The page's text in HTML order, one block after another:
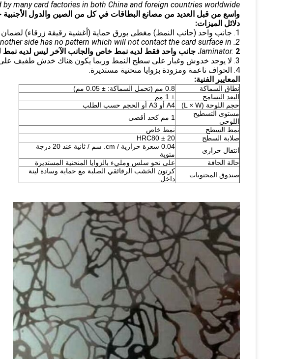
by many card factories in both China and foreign countries worldwide
واسع من قبل العديد من مصانع البطاقات في كل من الصين والدول الأجنبية
دلائل الميزات:
1. جانب واحد (جانب النمط) مغطى بورق حماية (أغشية رقيقة زرقاء) لضمان حماية جيدة.
side has no pattern which will not contact the card surface in
laminator. 2. جانب واحد فقط لديه نمط خاص والجانب الآخر ليس لديه نمط لن يلامس سطح البطاقة في جهاز تغليف.
3. لا يوجد خدوش وغبار على سطح النمط وربما يكون هناك خدش طفيف على جانب آخر غير نمط.
4. الحواف ناعمة ومزودة بزوايا منحنية مستديرة.
المعايير الفنية:
نطاق السماكة
0.8 مم (تحمل السماكة: ± 0.05 مم)
البعد التسامح
± 1 مم
حجم اللوحة (L × W)
A4 أو A3 أو الحجم حسب الطلب
مستوى التسطيح
اللوحى
1 مم كحد أقصى
نمط السطح
نمط خاص
صلابة السطح
HRC80 ± 20
انتقال حراري
0.04 سعرة حرارية / cm. سم / ثانية عند 20 درجة
مئوية
حالة الحافة
على نحو سلس ومليء بالزوايا المنحنية المستديرة
صندوق المحتويات
كرتون الخشب الرقائقي الصلبة مع حماية وسادة لينة
داخل.